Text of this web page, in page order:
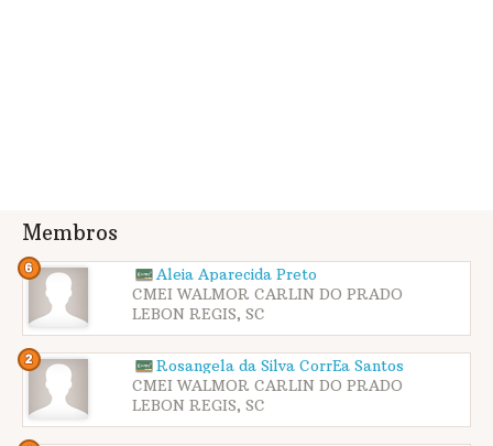
Membros
Aleia Aparecida Preto
CMEI WALMOR CARLIN DO PRADO
LEBON REGIS, SC
Rosangela da Silva CorrÊa Santos
CMEI WALMOR CARLIN DO PRADO
LEBON REGIS, SC